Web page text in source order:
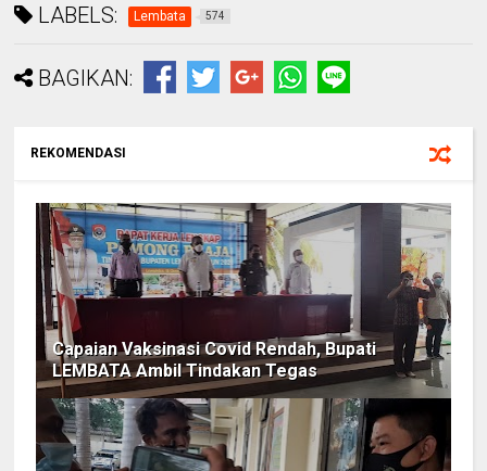
LABELS: Lembata 574
BAGIKAN:
REKOMENDASI
Capaian Vaksinasi Covid Rendah, Bupati
LEMBATA Ambil Tindakan Tegas